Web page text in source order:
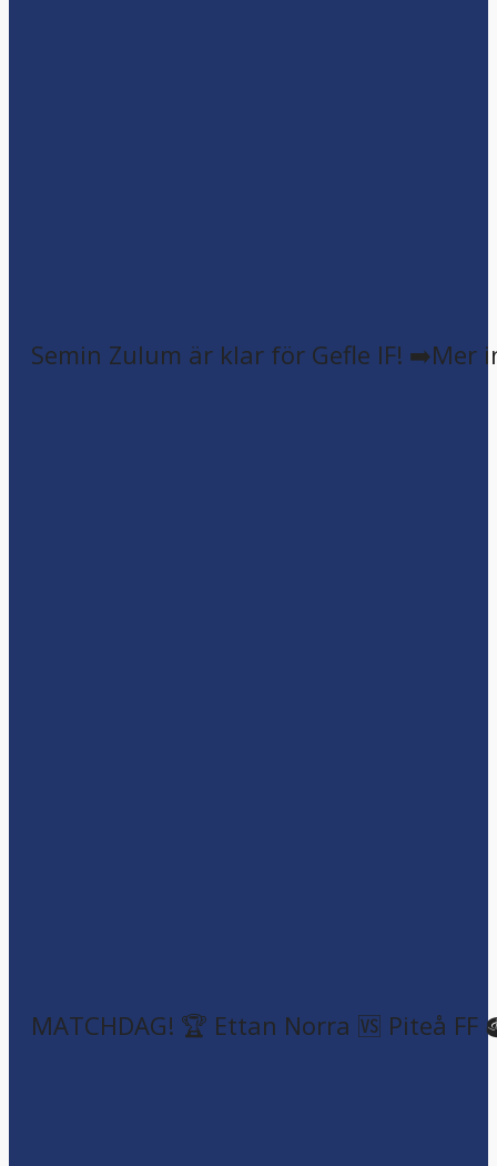
Semin Zulum är klar för Gefle IF! ➡️Mer
MATCHDAG! 🏆 Ettan Norra 🆚 Piteå FF